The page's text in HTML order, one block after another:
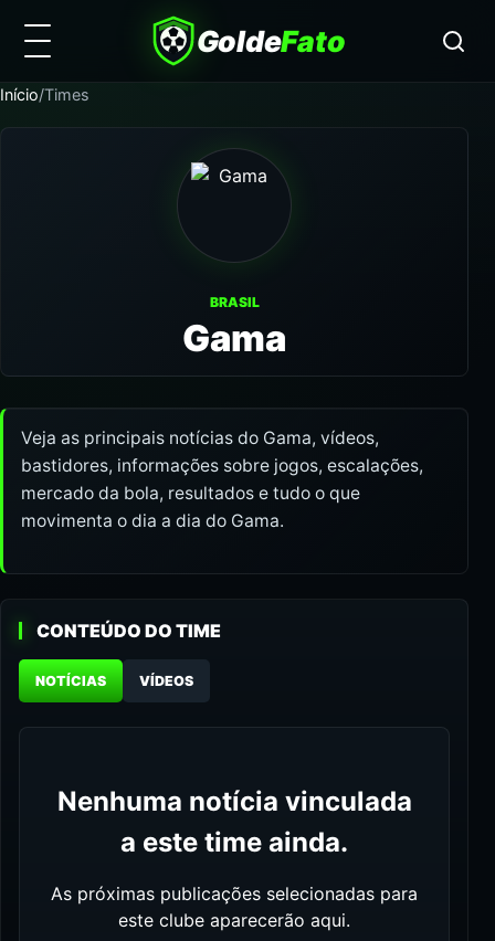
GoldeFato
Início/Times
BRASIL
Gama
Veja as principais notícias do Gama, vídeos,
bastidores, informações sobre jogos, escalações,
mercado da bola, resultados e tudo o que
movimenta o dia a dia do Gama.
CONTEÚDO DO TIME
NOTÍCIAS VÍDEOS
Nenhuma notícia vinculada
a este time ainda.
As próximas publicações selecionadas para
este clube aparecerão aqui.